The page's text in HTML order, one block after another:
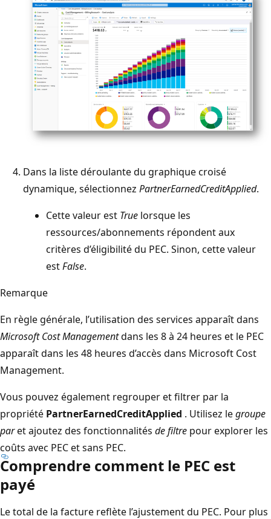
Dans la liste déroulante du graphique croisé
dynamique, sélectionnez PartnerEarnedCreditApplied.
Cette valeur est True lorsque les
ressources/abonnements répondent aux
critères d’éligibilité du PEC. Sinon, cette valeur
estFalse.
Remarque
En règle générale, l’utilisation des services apparaît dans
Microsoft Cost Managementdans les 8 à 24 heures et le PEC
apparaît dans les 48 heures d’accès dans Microsoft Cost
Management.
Vous pouvez également regrouper et filtrer par la
propriété PartnerEarnedCreditApplied . Utilisez legroupe
paret ajoutez des fonctionnalités de filtre pour explorer les
coûts avec PEC et sans PEC.
Comprendre comment le PEC est
payé
Le total de la facture reflète l’ajustement du PEC. Pour plus